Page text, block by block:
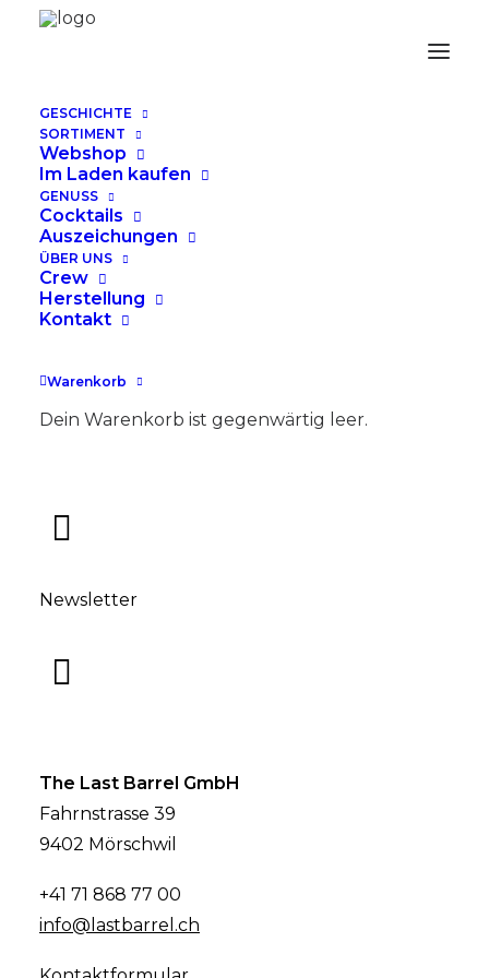
GESCHICHTE
SORTIMENT
Webshop
Im Laden kaufen
GENUSS
Cocktails
Auszeichungen
ÜBER UNS
Crew
Herstellung
Kontakt
Warenkorb
Dein Warenkorb ist gegenwärtig leer.
CC Aligro Frauenfeld
Neuhofstrasse 8
8500 Frauenfeld
Telefon +41 52 728 97 97
Website
Newsletter
The Last Barrel GmbH
Fahrnstrasse 39
9402 Mörschwil
+41 71 868 77 00
info@lastbarrel.ch